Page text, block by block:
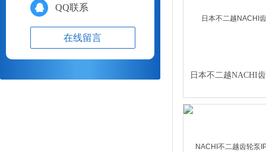
QQ联系
在线留言
日本不二越NACHI